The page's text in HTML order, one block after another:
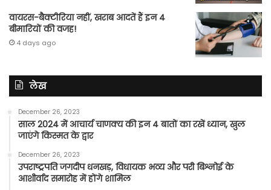
वायरस-बैक्टीरिया नहीं, खराब आदतें हैं इन 4
बीमारियों की वजह!
4 days ago
लेख
December 26, 2023
साल 2024 में आचार्य चाणक्य की इन 4 बातों का रखें ध्यान, खुल
जाएंगे किस्मत के द्वार
December 26, 2023
उपराष्ट्रपति जगदीप धनखड़, विधायक भव्य और परी बिश्नोई के
आशीर्वाद समारोह में होंगे शामिल